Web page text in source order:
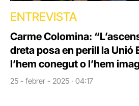
ENTREVISTA
Carme Colomina:
dreta posa en perill la Unió
l’hem conegut o l’hem
25 - febrer - 2025 · 04:17